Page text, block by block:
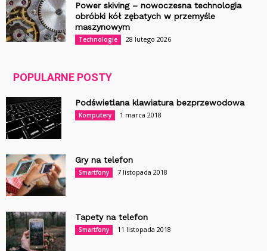
Power skiving – nowoczesna technologia
obróbki kół zębatych w przemyśle
maszynowym
Technologie 28 lutego 2026
POPULARNE POSTY
Podświetlana klawiatura bezprzewodowa
Komputery 1 marca 2018
Gry na telefon
Smartfony 7 listopada 2018
Tapety na telefon
Smartfony 11 listopada 2018